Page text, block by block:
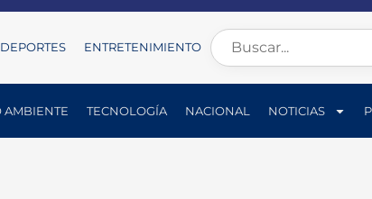
DEPORTES ENTRETENIMIENTO
AMBIENTE TECNOLOGÍA NACIONAL NOTICIAS